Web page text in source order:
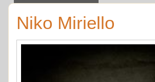
Niko Miriello